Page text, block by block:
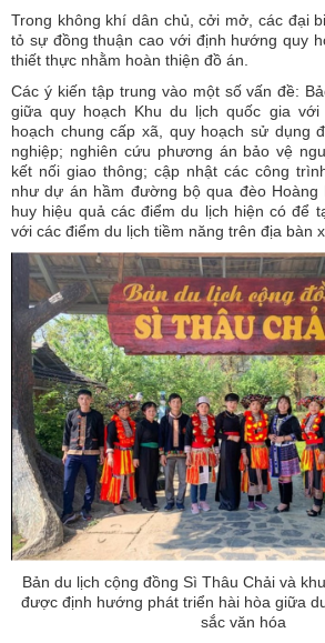
Trong không khí dân chủ, cởi mở, các đại
tỏ sự đồng thuận cao với định hướng quy
thiết thực nhằm hoàn thiện đồ án.
Các ý kiến tập trung vào một số vấn đề:
giữa quy hoạch Khu du lịch quốc gia với
hoạch chung cấp xã, quy hoạch sử dụng
nghiệp; nghiên cứu phương án bảo vệ
kết nối giao thông; cập nhật các công
như dự án hầm đường bộ qua đèo Hoàng
huy hiệu quả các điểm du lịch hiện có để
với các điểm du lịch tiềm năng trên địa bàn
Bản du lịch cộng đồng Sì Thâu Chải và
được định hướng phát triển hài hòa giữa
sắc văn hóa